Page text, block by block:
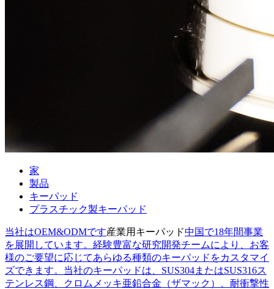
家
製品
キーパッド
プラスチック製キーパッド
当社はOEM&ODMです産業用キーパッド中国で18年間事業
を展開しています。経験豊富な研究開発チームにより、お客
様のご要望に応じてあらゆる種類のキーパッドをカスタマイ
ズできます。当社のキーパッドは、SUS304またはSUS316ス
テンレス鋼、クロムメッキ亜鉛合金（ザマック）、耐衝撃性